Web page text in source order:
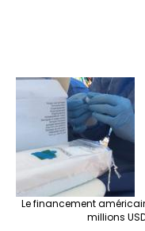
Le financement
millions